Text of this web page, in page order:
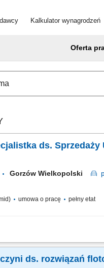
Kalkulator wynagrodzeń
Oferta
ds. Sprzedaży
Gorzów Wielkopolski
umowa o pracę pełny etat
relacji z klientami
ds. rozwiązań